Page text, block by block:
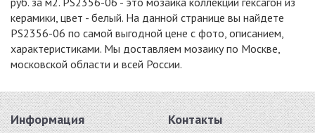
270x285
3255 руб. / кв.м.
MATT
(NXWN51488/IDL
A2575)
керамика 295x295
3520 руб. / кв.м.
(MT31000/LJ510
8/IDL1005)
керамика 278x265
3533 руб. / кв.м.
керамики, цвет - белый. На данной странице вы найдете
PS2356-06 по самой выгодной цене с фото, описанием,
характеристиками. Мы доставляем мозаику по Москве,
московской области и всей России.
Информация Контакты